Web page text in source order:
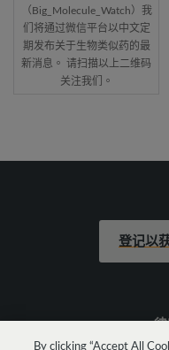
（Big_Molecule_Watch）我
们将通过微信平台以中文定
期发布关于生物类似药的最
新消息。 请扫描以上二维码
关注我们。
登记以
By clicking “Accept All